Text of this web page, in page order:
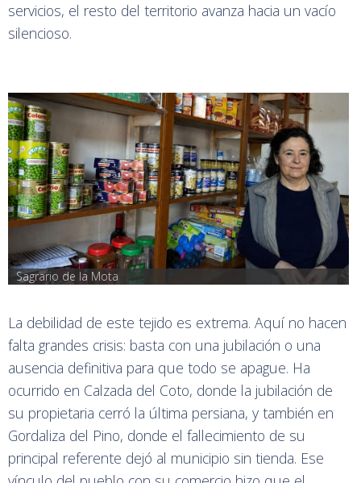
servicios, el resto del territorio avanza hacia un vacío
silencioso.
Sagrario de la Mota
La debilidad de este tejido es extrema. Aquí no hacen
falta grandes crisis: basta con una jubilación o una
ausencia definitiva para que todo se apague. Ha
ocurrido en Calzada del Coto, donde la jubilación de
su propietaria cerró la última persiana, y también en
Gordaliza del Pino, donde el fallecimiento de su
principal referente dejó al municipio sin tienda. Ese